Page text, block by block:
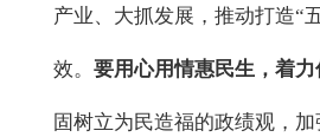
产业、大抓发展，推动打造“
效。 要用心用情惠民生，着
固树立为民造福的政绩观，